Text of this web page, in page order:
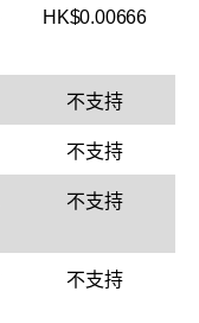
HK$0.00666
不支持
不支持
不支持
不支持